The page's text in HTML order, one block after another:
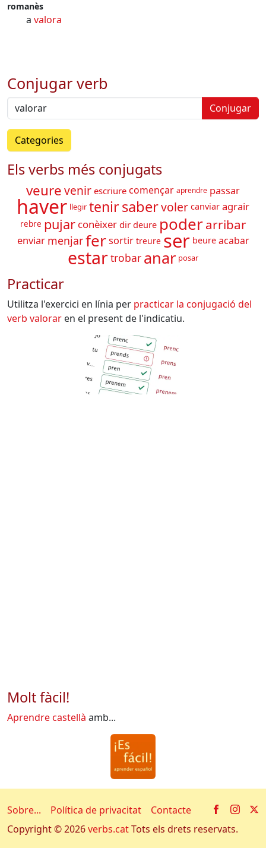
romanès
a valora
Conjugar verb
Conjugar
Categories
Els verbs més conjugats
veurevenir escriure començar aprendre passar
haver llegir tenirsabervoler canviar agrair
rebre pujar conèixer dir deure poderarribar
enviar menjarfer sortir treure ser beure acabar
estartrobar anar posar
Practicar
Utilitza l'exercici en línia per practicar la conjugació del
verb valorar en el present de l'indicatiu.
Molt fàcil!
Aprendre castellà amb...
Facebook
Sobre... Política de privacitat
Contacte
Copyright © 2026verbs.catTots els drets reservats.